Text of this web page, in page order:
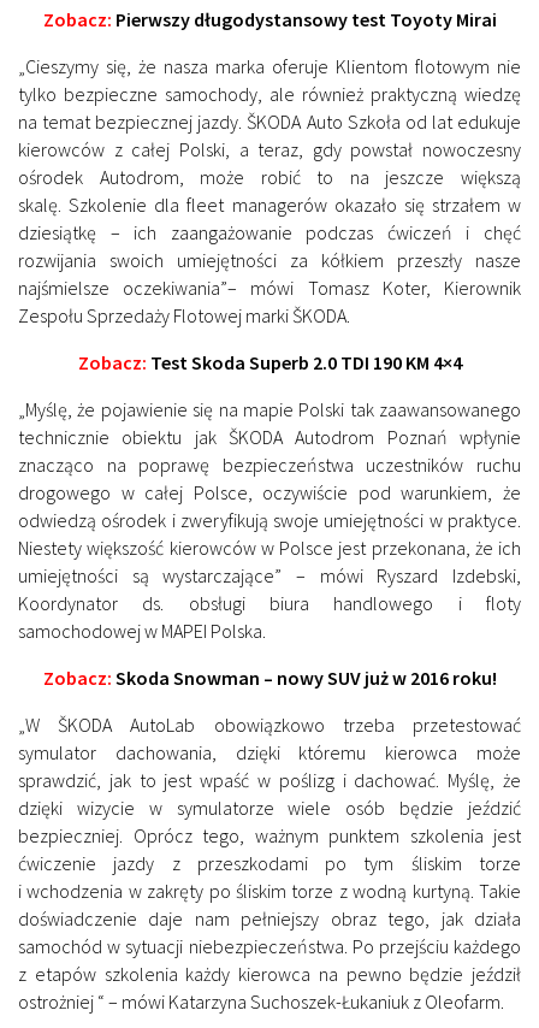
Zobacz: Pierwszy długodystansowy test Toyoty Mirai
„Cieszymy się, że nasza marka oferuje Klientom flotowym nie
tylko bezpieczne samochody, ale również praktyczną wiedzę
na temat bezpiecznej jazdy. ŠKODA Auto Szkoła od lat edukuje
kierowców z całej Polski, a teraz, gdy powstał nowoczesny
ośrodek Autodrom, może robić to na jeszcze większą
skalę. Szkolenie dla fleet managerów okazało się strzałem w
dziesiątkę – ich zaangażowanie podczas ćwiczeń i chęć
rozwijania swoich umiejętności za kółkiem przeszły nasze
najśmielsze oczekiwania”– mówi Tomasz Koter, Kierownik
Zespołu Sprzedaży Flotowej marki ŠKODA.
Zobacz: Test Skoda Superb 2.0 TDI 190 KM 4×4
„Myślę, że pojawienie się na mapie Polski tak zaawansowanego
technicznie obiektu jak ŠKODA Autodrom Poznań wpłynie
znacząco na poprawę bezpieczeństwa uczestników ruchu
drogowego w całej Polsce, oczywiście pod warunkiem, że
odwiedzą ośrodek i zweryfikują swoje umiejętności w praktyce.
Niestety większość kierowców w Polsce jest przekonana, że ich
umiejętności są wystarczające” – mówi Ryszard Izdebski,
Koordynator ds. obsługi biura handlowego i floty
samochodowej w MAPEI Polska.
Zobacz: Skoda Snowman – nowy SUV już w 2016 roku!
„W ŠKODA AutoLab obowiązkowo trzeba przetestować
symulator dachowania, dzięki któremu kierowca może
sprawdzić, jak to jest wpaść w poślizg i dachować. Myślę, że
dzięki wizycie w symulatorze wiele osób będzie jeździć
bezpieczniej. Oprócz tego, ważnym punktem szkolenia jest
ćwiczenie jazdy z przeszkodami po tym śliskim torze
i wchodzenia w zakręty po śliskim torze z wodną kurtyną. Takie
doświadczenie daje nam pełniejszy obraz tego, jak działa
samochód w sytuacji niebezpieczeństwa. Po przejściu każdego
z etapów szkolenia każdy kierowca na pewno będzie jeździł
ostrożniej “ – mówi Katarzyna Suchoszek-Łukaniuk z Oleofarm.